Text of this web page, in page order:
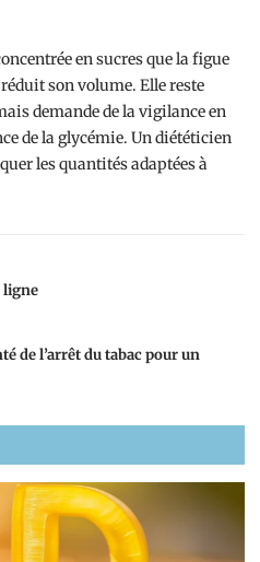
en sucres que la figue
son volume. Elle reste
demande de la vigilance en
de la glycémie. Un diététicien
les quantités adaptées à
ligne
de l’arrêt du tabac pour un